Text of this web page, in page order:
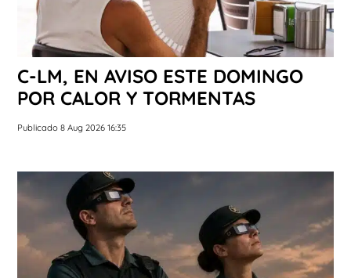
C-LM, EN AVISO ESTE DOMINGO
POR CALOR Y TORMENTAS
Publicado 8 Aug 2026 16:35